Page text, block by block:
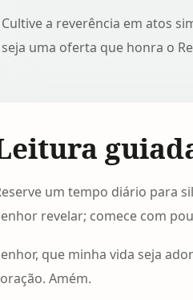
Cultive a reverência em atos
seja uma oferta que honra o
um tempo diário para
revelar; comece com
que minha vida seja
Amém.